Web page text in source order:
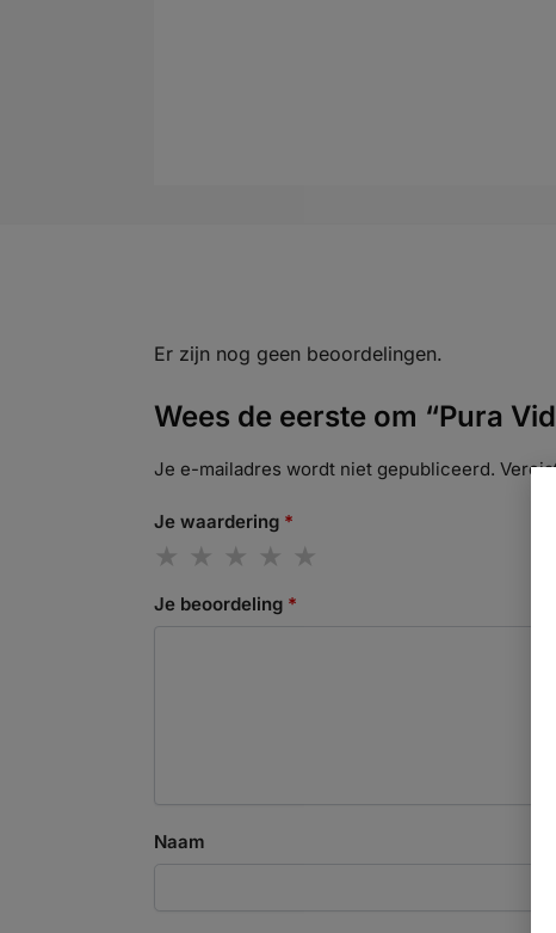
Er zijn nog geen beoordelingen.
Wees de eerste om “Pura
Je e-mailadres wordt niet gepubliceerd.
Je waardering *
Je beoordeling *
Naam